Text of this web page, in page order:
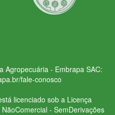
Agropecuária - Embrapa SAC:
fale-conosco
licenciado sob a Licença
- SemDerivações